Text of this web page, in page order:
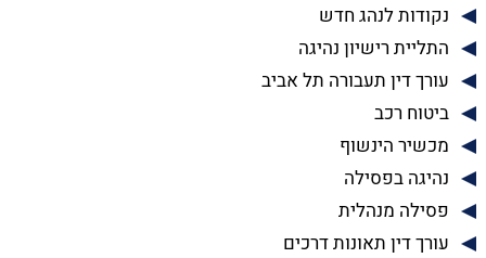
נקודות לנהג חדש
התליית רישיון נהיגה
עורך דין תעבורה תל אביב
ביטוח רכב
מכשיר הינשוף
נהיגה בפסילה
פסילה מנהלית
עורך דין תאונות דרכים